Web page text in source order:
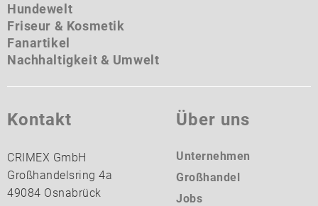
Hundewelt
Friseur & Kosmetik
Fanartikel
Nachhaltigkeit & Umwelt
Kontakt
CRIMEX GmbH
Großhandelsring 4a
49084 Osnabrück
Über uns
Unternehmen
Großhandel
Jobs